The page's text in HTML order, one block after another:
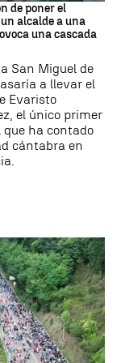
de poner el
alcalde a una
una cascada
San Miguel de
a llevar el
Evaristo
el único primer
que ha contado
cántabra en